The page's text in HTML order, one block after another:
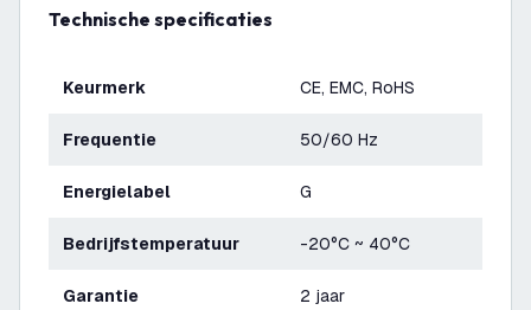
Technische specificaties
Keurmerk CE, EMC, RoHS
Frequentie 50/60 Hz
Energielabel G
Bedrijfstemperatuur -20°C ~ 40°C
Garantie 2 jaar